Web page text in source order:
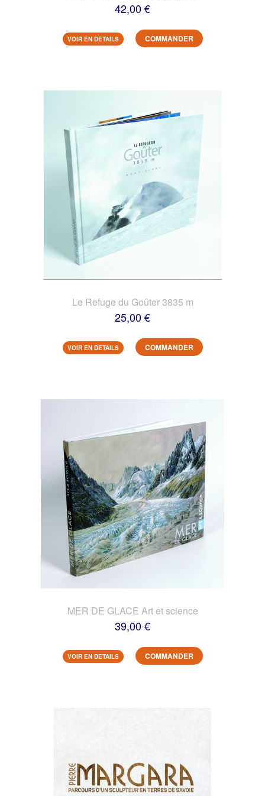
42,00 €
VOIR EN DETAILS COMMANDER
Le Refuge du Goûter 3835 m
25,00 €
VOIR EN DETAILS COMMANDER
MER DE GLACE Art et science
39,00 €
VOIR EN DETAILS COMMANDER